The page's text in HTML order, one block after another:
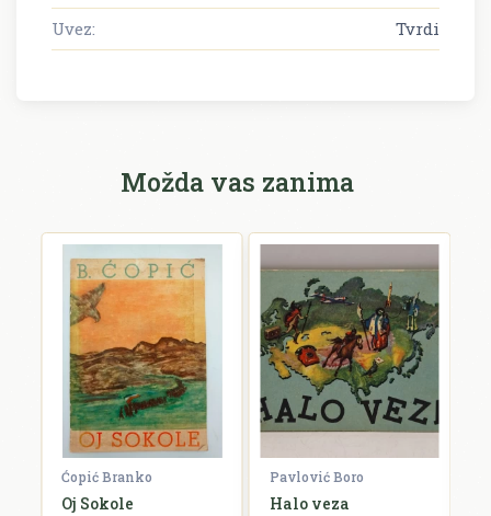
Uvez:
Tvrdi
Možda vas zanima
Ćopić Branko
Oj Sokole
Pavlović Boro
Halo veza